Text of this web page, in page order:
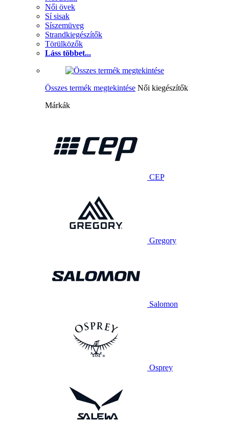
Női övek
Sí sisak
Síszemüveg
Strandkiegészítők
Törülközők
Láss többet...
Összes termék megtekintése Női kiegészítők
Márkák
CEP
Gregory
Salomon
Osprey